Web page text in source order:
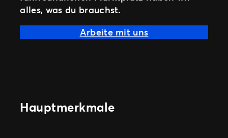
alles, was du brauchst.
Arbeite mit uns
Hauptmerkmale